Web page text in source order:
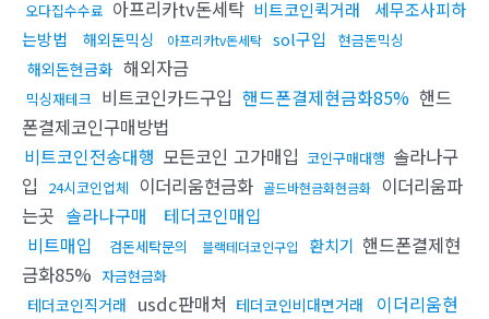
오다집수수료 아프리카tv돈세탁 비트코인퀵거래
세무조사피하
는방법
해외돈믹싱 아프리카tv돈세탁 sol구입 현금돈믹싱
해외돈현금화 해외자금
믹싱재테크 비트코인카드구입 핸드폰결제현금화85% 핸드
폰결제코인구매방법
비트코인전송대행 모든코인 고가매입 코인구매대행 솔라나구
입
24시코인업체 이더리움현금화 골드바현금화현금화 이더리움파
는곳 솔라나구매
테더코인매입
비트매입
검돈세탁문의 블랙테더코인구입 환치기 핸드폰결제현
금화85% 자금현금화
테더코인직거래 usdc판매처 테더코인비대면거래
이더리움현